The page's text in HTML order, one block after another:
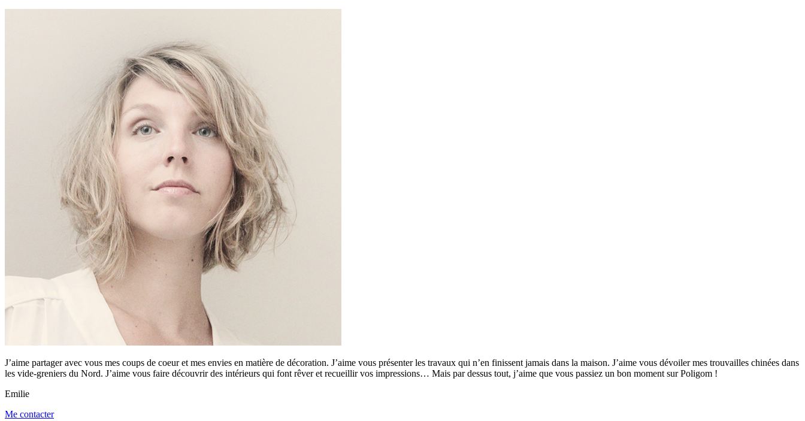
J’aime partager avec vous mes coups de coeur et mes envies en matière de décoration. J’aime vous présenter les travaux qui n’en finissent jamais dans la maison. J’aime vous dévoiler mes trouvailles chinées dans
les vide-greniers du Nord. J’aime vous faire découvrir des intérieurs qui font rêver et recueillir vos impressions… Mais par dessus tout, j’aime que vous passiez un bon moment sur Poligom !
Emilie
Me contacter